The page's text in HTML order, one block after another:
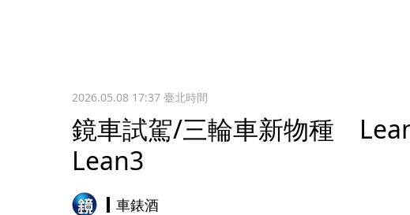
2026.05.08 17:37臺北時間
鏡車試駕/三輪車新物種
Lean3
車錶酒